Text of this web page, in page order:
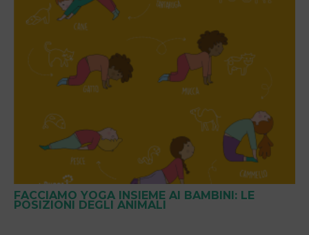
FACCIAMO YOGA INSIEME AI BAMBINI: LE
POSIZIONI DEGLI ANIMALI